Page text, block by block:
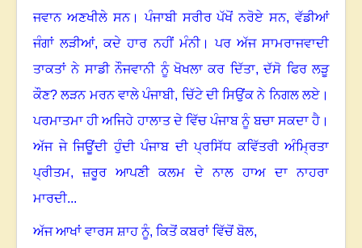
ਜਵਾਨ ਅਣਖੀਲੇ ਸਨ।ਪੰਜਾਬੀ ਸਰੀਰ ਪੱਖੋਂ ਨਰੋਏ ਸਨ, ਵੱਡੀਆਂ
ਜੰਗਾਂ ਲੜੀਆਂ,ਕਦੇ ਹਾਰ ਨਹੀਂ ਮੰਨੀ।ਪਰ ਅੱਜ ਸਾਮਰਾਜਵਾਦੀ
ਤਾਕਤਾਂ ਨੇ ਸਾਡੀ ਨੌਜਵਾਨੀ ਨੂੰ ਖੋਖਲਾ ਕਰ ਦਿੱਤਾ,ਦੱਸੋ ਫਿਰ ਲੜੂ
ਕੌਣ?ਲੜਨ ਮਰਨ ਵਾਲੇ ਪੰਜਾਬੀ, ਚਿੱਟੇ ਦੀ ਸਿਉਂਕ ਨੇ ਨਿਗਲ ਲਏ ।
ਪਰਮਾਤਮਾ ਹੀ ਅਜਿਹੇ ਹਾਲਾਤ ਦੇ ਵਿੱਚ ਪੰਜਾਬ ਨੂੰ ਬਚਾ ਸਕਦਾ ਹੈ ।
ਅੱਜ ਜੇ ਜਿਊਂਦੀ ਹੁੰਦੀ ਪੰਜਾਬ ਦੀ ਪ੍ਰਸਿੱਧ ਕਵਿੱਤਰੀ ਅੰਮ੍ਰਿਤਾ
ਪ੍ਰੀਤਮ, ਜ਼ਰੂਰ ਆਪਣੀ ਕਲਮ ਦੇ ਨਾਲ ਹਾਅ ਦਾ ਨਾਹਰਾ
ਮਾਰਦੀ...
ਅੱਜ ਆਖਾਂ ਵਾਰਸ ਸ਼ਾਹ ਨੂੰ, ਕਿਤੋਂ ਕਬਰਾਂ ਵਿੱਚੋਂ ਬੋਲ,